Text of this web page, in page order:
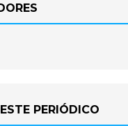
PERIÓDICO